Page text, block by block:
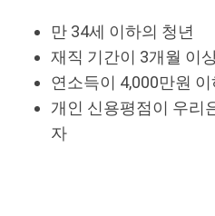
만 34세 이하의 청년
재직 기간이 3개월 이
연소득이 4,000만원
개인 신용평점이 우리
자